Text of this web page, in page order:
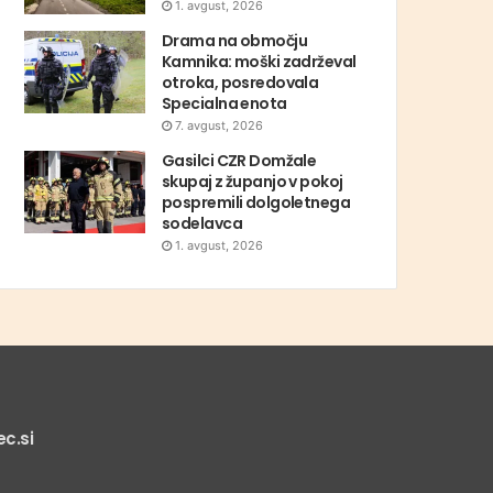
1. avgust, 2026
Drama na območju
Kamnika: moški zadrževal
otroka, posredovala
Specialna enota
7. avgust, 2026
Gasilci CZR Domžale
skupaj z županjo v pokoj
pospremili dolgoletnega
sodelavca
1. avgust, 2026